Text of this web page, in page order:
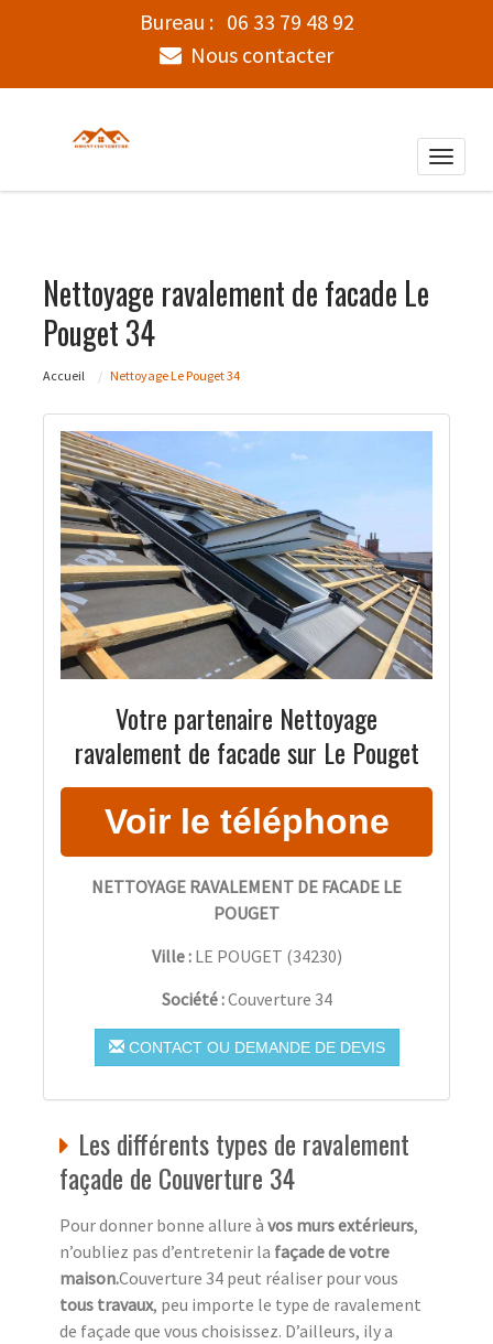
Bureau : 06 33 79 48 92
Nous contacter
Toggle
Nettoyage ravalement de facade Le
Pouget 34
Accueil Nettoyage Le Pouget 34
Votre partenaire Nettoyage
ravalement de facade sur Le Pouget
NETTOYAGE RAVALEMENT DE FACADE LE
POUGET
Ville : LE POUGET (34230)
Société :Couverture 34
CONTACT OU DEMANDE DE DEVIS
Les différents types de ravalement
façade de Couverture 34
Pour donner bonne allure à vos murs extérieurs,
n’oubliez pas d’entretenir la façade de votre
maison.Couverture 34 peut réaliser pour vous
tous travaux, peu importe le type de ravalement
de façade que vous choisissez. D’ailleurs, ily a